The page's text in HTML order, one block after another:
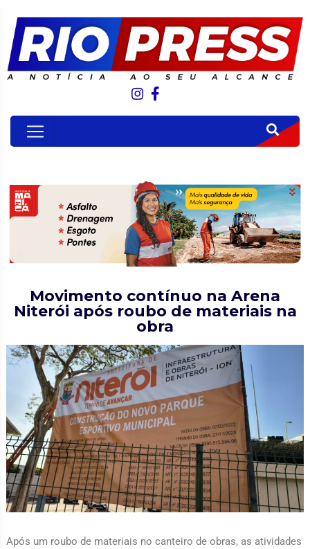
Movimento contínuo na Arena
Niterói após roubo de materiais na
obra
Após um roubo de materiais no canteiro de obras, as atividades